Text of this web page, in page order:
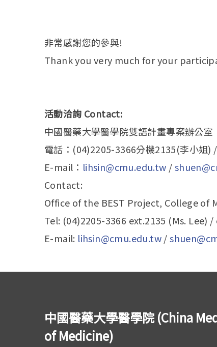
非常感謝您的參與!
Thank you very much for your
活動洽詢 Contact:
中國醫藥大學醫學院雙語計畫專案辦公室
電話：(04)2205-3366分機2135(李小姐)
E-mail： lihsin@cmu.edu.tw /
Contact:
Office of the BEST Project, College of
Tel: (04)2205-3366 ext.2135 (Ms. Lee) /
E-mail: lihsin@cmu.edu.tw/
中國醫藥大學醫學院 (China
of Medicine)